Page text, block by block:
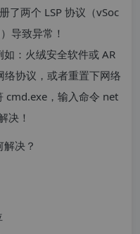
了两个 LSP 协议（vSoc
导致异常！
：火绒安全软件或 AR
络协议，或者重置下网络
cmd.exe，输入命令 net
决！
决？